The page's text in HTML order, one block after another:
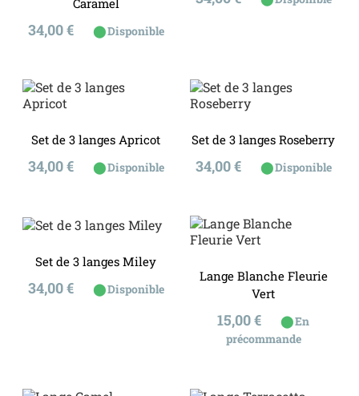
Caramel
Prix
34,00 € ⬤Disponible
Set de 3 langes Apricot
Prix
34,00 € ⬤Disponible
Set de 3 langes Roseberry
Prix
34,00 € ⬤Disponible
Set de 3 langes Miley
Prix
34,00 € ⬤Disponible
Lange Blanche Fleurie
Vert
Prix
15,00 € ⬤En
précommande